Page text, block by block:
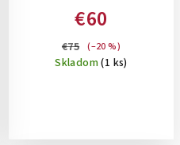
NOTEBOOK, ČIERNY
€60
€75 (–20 %)
Skladom(1 ks)